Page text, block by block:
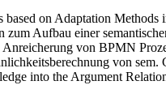
on Adaptation
zum Aufbau einer
Anreicherung von BPMN
von sem.
into the Argument